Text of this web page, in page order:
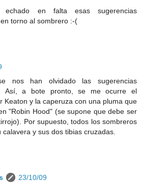
en falta esas sugerencias
torno al sombrero :-(
nos han olvidado las sugerencias
Así, a bote pronto, se me ocurre el
Keaton y la caperuza con una pluma que
"Robin Hood" (se supone que debe ser
Por supuesto, todos los sombreros
y sus dos tibias cruzadas.
23/10/09